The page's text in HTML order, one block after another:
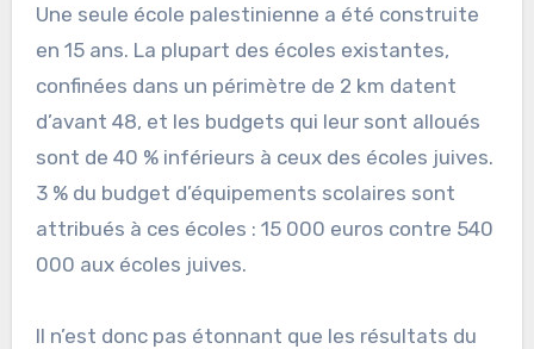
Une seule école palestinienne a été construite
en 15 ans. La plupart des écoles existantes,
confinées dans un périmètre de 2 km datent
d’avant 48, et les budgets qui leur sont alloués
sont de 40 % inférieurs à ceux des écoles juives.
3 % du budget d’équipements scolaires sont
attribués à ces écoles : 15 000 euros contre 540
000 aux écoles juives.
Il n’est donc pas étonnant que les résultats du